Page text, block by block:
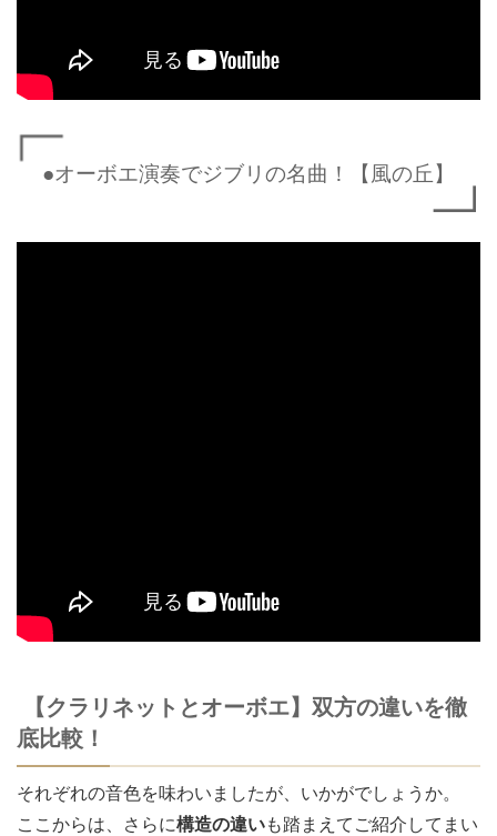
●オーボエ演奏でジブリの名曲！【風の丘】
【クラリネットとオーボエ】双方の違いを徹
底比較！
それぞれの音色を味わいましたが、いかがでしょうか。
ここからは、さらに構造の違いも踏まえてご紹介してまい